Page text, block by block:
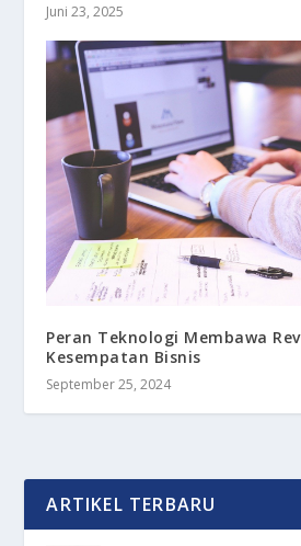
Juni 23, 2025
Peran Teknologi Membawa
Kesempatan Bisnis
September 25, 2024
ARTIKEL TERBARU